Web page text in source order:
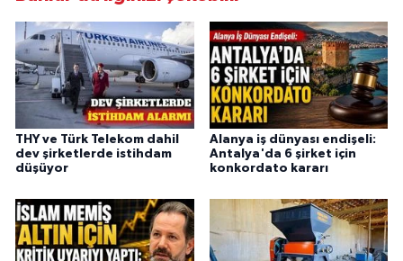
THY ve Türk Telekom dahil
dev şirketlerde istihdam
düşüyor
Alanya iş dünyası endişeli:
Antalya'da 6 şirket için
konkordato kararı